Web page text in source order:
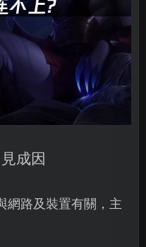
成因
網路及裝置有關，主